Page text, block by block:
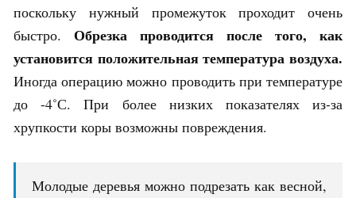
поскольку нужный промежуток проходит очень
быстро. Обрезка проводится после того, как
установится положительная температура воздуха.
Иногда операцию можно проводить при температуре
до -4˚С. При более низких показателях из-за
хрупкости коры возможны повреждения.
Молодые деревья можно подрезать как весной,